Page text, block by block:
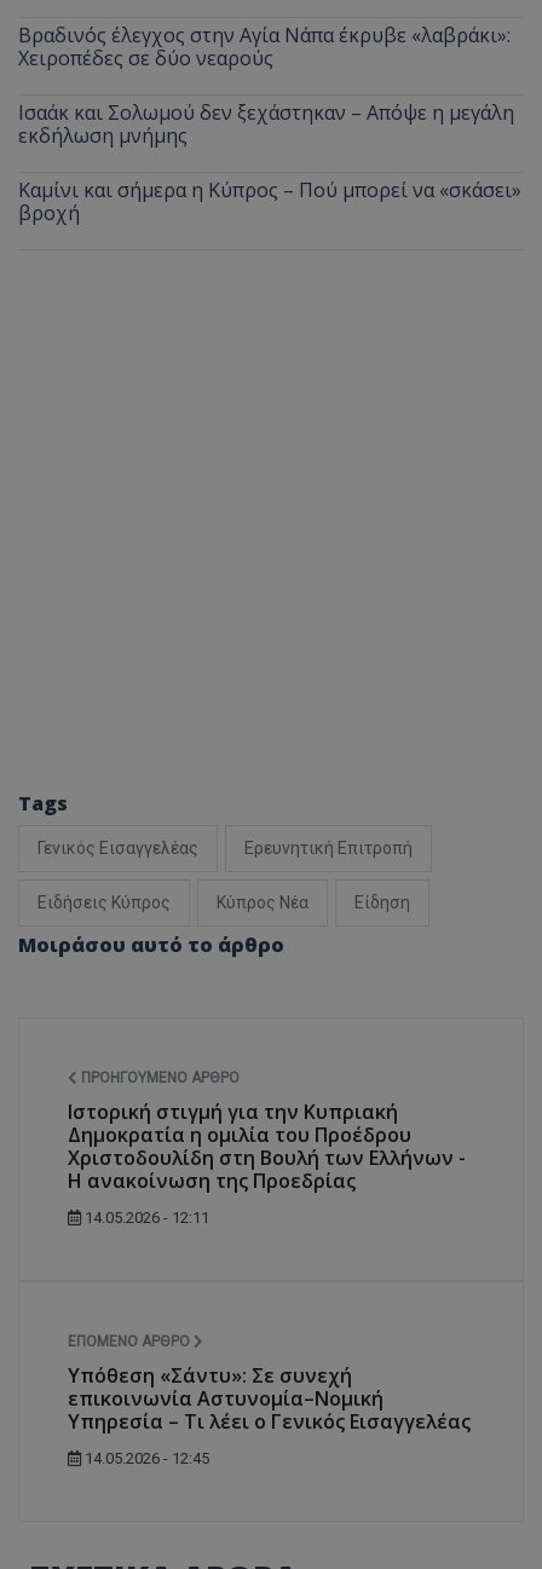
Βραδινός έλεγχος στην Αγία Νάπα έκρυβε «λαβράκι»:
Χειροπέδες σε δύο νεαρούς
Ισαάκ και Σολωμού δεν ξεχάστηκαν – Απόψε η μεγάλη
εκδήλωση μνήμης
Καμίνι και σήμερα η Κύπρος – Πού μπορεί να «σκάσει»
βροχή
Tags
Γενικός Εισαγγελέας Ερευνητική Επιτροπή
Ειδήσεις Κύπρος Κύπρος Νέα Είδηση
Μοιράσου αυτό το άρθρο
ΠΡΟΗΓΟΎΜΕΝΟ ΆΡΘΡΟ
Ιστορική στιγμή για την Κυπριακή
Δημοκρατία η ομιλία του Προέδρου
Χριστοδουλίδη στη Βουλή των Ελλήνων -
Η ανακοίνωση της Προεδρίας
14.05.2026 - 12:11
ΕΠΌΜΕΝΟ ΆΡΘΡΟ
Υπόθεση «Σάντυ»: Σε συνεχή
επικοινωνία Αστυνομία–Νομική
Υπηρεσία – Τι λέει ο Γενικός Εισαγγελέας
14.05.2026 - 12:45